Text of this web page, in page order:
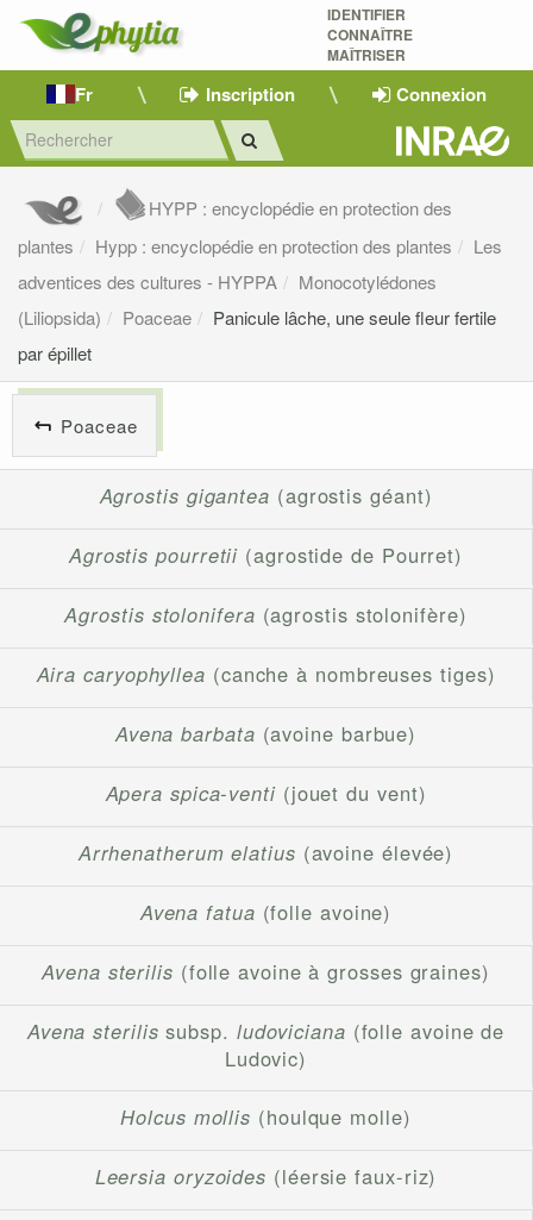
IDENTIFIER
CONNAÎTRE
MAÎTRISER
Fr Inscription Connexion
HYPP : encyclopédie en protection des
plantes
Hypp : encyclopédie en protection des plantes
Les
adventices des cultures - HYPPA
Monocotylédones
(Liliopsida)
Poaceae
Panicule lâche, une seule fleur fertile
par épillet
Poaceae
Agrostis gigantea (agrostis géant)
Agrostis pourretii (agrostide de Pourret)
Agrostis stolonifera (agrostis stolonifère)
Aira caryophyllea (canche à nombreuses tiges)
Avena barbata (avoine barbue)
Apera spica-venti(jouet du vent)
Arrhenatherum elatius (avoine élevée)
Avena fatua (folle avoine)
Avena sterilis (folle avoine à grosses graines)
Avena sterilis subsp. ludoviciana (folle avoine de
Ludovic)
Holcus mollis (houlque molle)
Leersia oryzoides (léersie faux-riz)